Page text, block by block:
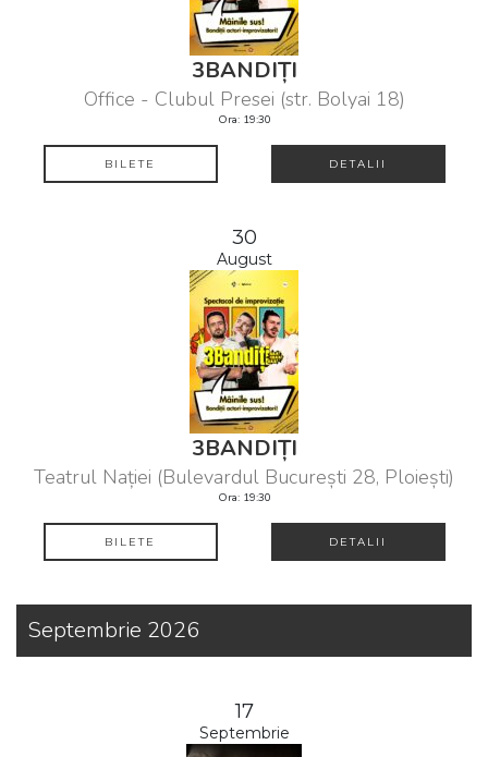
3BANDIȚI
Office - Clubul Presei (str. Bolyai 18)
Ora: 19:30
BILETE DETALII
30
August
3BANDIȚI
Teatrul Nației (Bulevardul București 28, Ploiești)
Ora: 19:30
BILETE DETALII
Septembrie 2026
17
Septembrie